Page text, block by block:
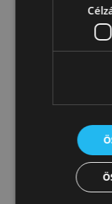
BUDGET
200.000 Ft.
Beton